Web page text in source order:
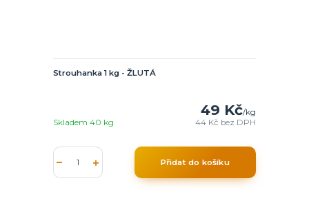
Strouhanka 1 kg - ŽLUTÁ
49 Kč/kg
44 Kč bez DPH
Skladem 40 kg
Přidat do košíku